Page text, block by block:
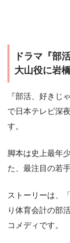
ドラマ『部
大山役に岩
『部活、好きじ
で日本テレビ深
す。
脚本は史上最年
た、最注目の若
ストーリーは、
り体育会計の部
コメディです。